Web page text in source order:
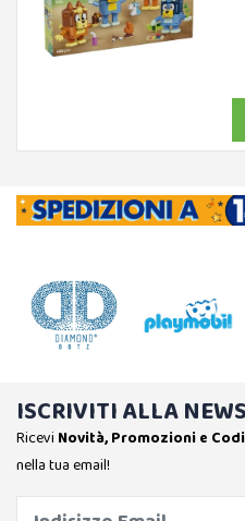
ISCRIVITI ALLA
Ricevi Novità, Promozioni e
nella tua email!